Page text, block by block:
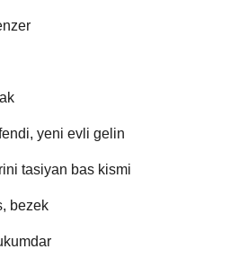
yeni evli gelin
tasiyan bas kismi
bezek